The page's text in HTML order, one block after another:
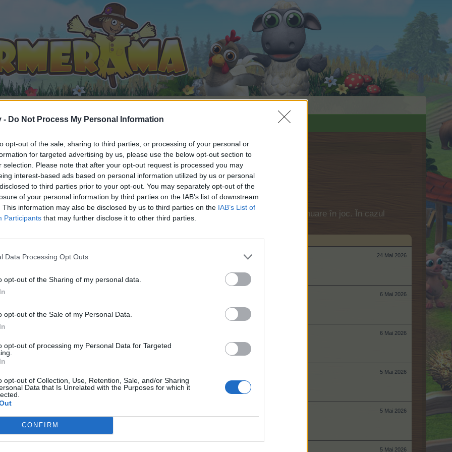
- Do Not Process My Personal Information
opt-out of the sale, sharing to third parties, or processing of your personal or
for targeted advertising by us, please use the below opt-out section to
selection. Please note that after your opt-out request is processed you may
interest-based ads based on personal information utilized by us or personal
to third parties prior to your opt-out. You may separately opt-out of the
of your personal information by third parties on the IAB’s list of downstream
This information may also be disclosed by us to third parties on the IAB’s List of
Participants that may further disclose it to other third parties.
Data Processing Opt Outs
opt-out of the Sharing of my personal data.
opt-out of the Sale of my Personal Data.
opt-out of processing my Personal Data for Targeted
opt-out of Collection, Use, Retention, Sale, and/or Sharing
Data that Is Unrelated with the Purposes for which it
CONFIRM
tematice prin citate, maxime, cugetari
întrebări sau vrei să deschizi alte teme, este necesar să te conectezi în continuare în joc. În cazul
Ne bucurăm să te revedem în viitor în forumul nostru!
24 Mai 2026
6 Mai 2026
6 Mai 2026
5 Mai 2026
5 Mai 2026
5 Mai 2026